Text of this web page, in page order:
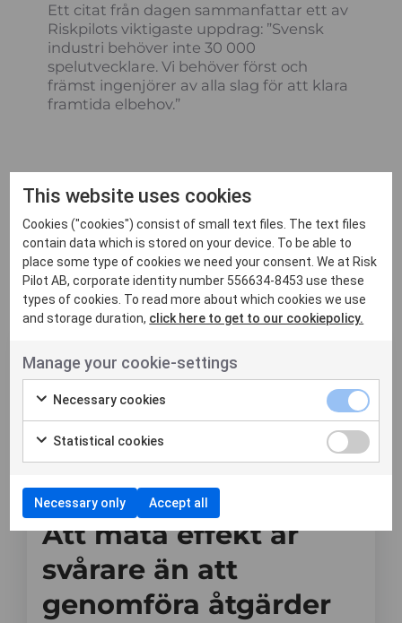
Ett citat från dagen sammanfattar ett av
Riskpilots viktigaste uppdrag: ”Svensk
industri behöver inte 30 000
spelutvecklare. Vi behöver först och
främst ingenjörer av alla slag för att klara
framtida elbehov.”
Senaste nyheter
Nyheter
8 juni, 2026
Att mäta effekt är
svårare än att
genomföra åtgärder
This website uses cookies
Cookies ("cookies") consist of small text files. The text files
contain data which is stored on your device. To be able to
place some type of cookies we need your consent. We at Risk
Pilot AB, corporate identity number 556634-8453 use these
types of cookies. To read more about which cookies we use
and storage duration, click here to get to our cookiepolicy.
Manage your cookie-settings
Necessary cookies
Statistical cookies
Necessary only Accept all